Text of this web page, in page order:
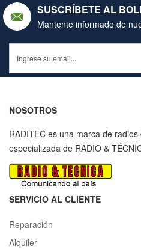
SUSCRÍBETE AL
Mantente informado de
NOSOTROS
RADITEC es una marca de
especializada de RADIO &
SERVICIO AL CLIENTE
Reparación
Alquiler